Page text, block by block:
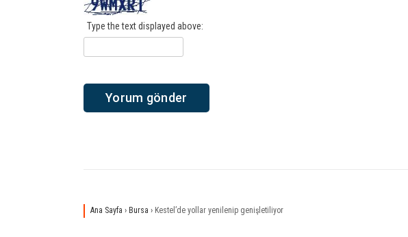
Type the text displayed above:
Ana Sayfa › Bursa › Kestel’de yollar yenilenip genişletiliyor